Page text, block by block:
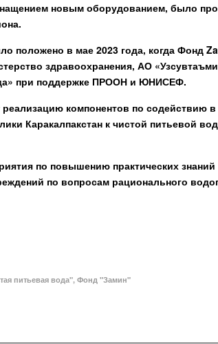
новым оборудованием, было
положено в мае 2023 года, когда Фонд
здравоохранения, АО
при поддержке ПРООН и ЮНИСЕФ.
компонентов по содействию в
Каракалпакстан к чистой питьевой
по повышению практических
по вопросам рационального
питьевая вода", Фонд "Замин"